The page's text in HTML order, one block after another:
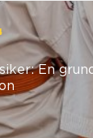
En